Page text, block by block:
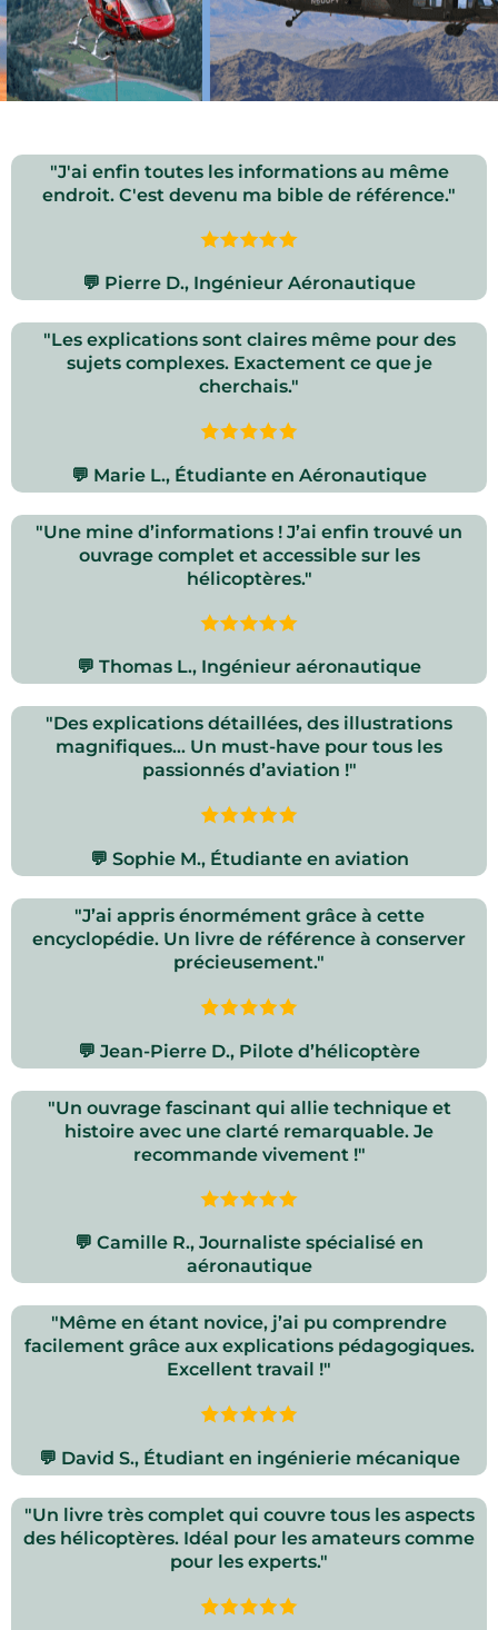
"J'ai enfin toutes les informations au même
endroit. C'est devenu ma bible de référence."
💬 Pierre D., Ingénieur Aéronautique
"Les explications sont claires même pour des
sujets complexes. Exactement ce que je
cherchais."
💬 Marie L., Étudiante en Aéronautique
"Une mine d’informations ! J’ai enfin trouvé un
ouvrage complet et accessible sur les
hélicoptères."
💬 Thomas L., Ingénieur aéronautique
"Des explications détaillées, des illustrations
magnifiques… Un must-have pour tous les
passionnés d’aviation !"
💬 Sophie M., Étudiante en aviation
"J’ai appris énormément grâce à cette
encyclopédie. Un livre de référence à conserver
précieusement."
💬 Jean-Pierre D., Pilote d’hélicoptère
"Un ouvrage fascinant qui allie technique et
histoire avec une clarté remarquable. Je
recommande vivement !"
💬 Camille R., Journaliste spécialisé en
aéronautique
"Même en étant novice, j’ai pu comprendre
facilement grâce aux explications pédagogiques.
Excellent travail !"
💬 David S., Étudiant en ingénierie mécanique
"Un livre très complet qui couvre tous les aspects
des hélicoptères. Idéal pour les amateurs comme
pour les experts."